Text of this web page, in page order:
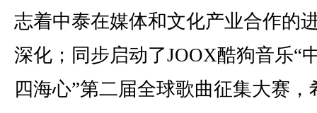
志着中泰在媒体和文化产业合作的
深化；同步启动了JOOX酷狗音乐“
四海心”第二届全球歌曲征集大赛，